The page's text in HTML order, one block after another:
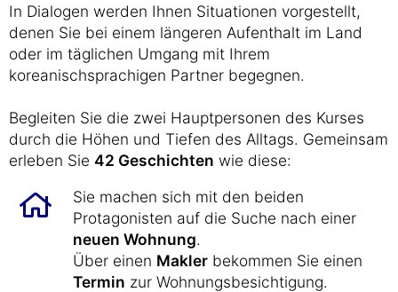
In Dialogen werden Ihnen Situationen vorgestellt,
denen Sie bei einem längeren Aufenthalt im Land
oder im täglichen Umgang mit Ihrem
koreanischsprachigen Partner begegnen.
Begleiten Sie die zwei Hauptpersonen des Kurses
durch die Höhen und Tiefen des Alltags. Gemeinsam
erleben Sie 42 Geschichten wie diese:
Sie machen sich mit den beiden
Protagonisten auf die Suche nach einer
neuen Wohnung.
Über einen Makler bekommen Sie einen
Termin zur Wohnungsbesichtigung.